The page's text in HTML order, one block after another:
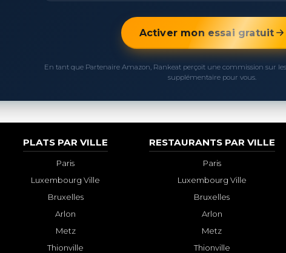
Activer mon essai gratuit
En tant que Partenaire Amazon, Rankeat perçoit une commission sur
supplémentaire pour vous.
PLATS PAR VILLE
Paris
Luxembourg Ville
Bruxelles
Arlon
Metz
Thionville
RESTAURANTS PAR VILLE
Paris
Luxembourg Ville
Bruxelles
Arlon
Metz
Thionville